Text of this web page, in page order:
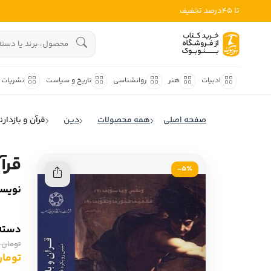
تا 45درصد تخفیف
ادبیات هنر روانشناسی تاریخ و سیاست نشریات
ادبیات ایران
ادبیات فرانسه
ادبیات ایتالیا
ادبیات آمریکای لاتین
ادبیات
صفحه اصلی همه محصولات دین قرآن و
5٪-
تومان 300,000
تومان